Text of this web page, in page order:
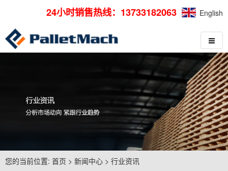
24小时销售热线：13733182063 English
您的当前位置: 首页 > 新闻中心 > 行业资讯